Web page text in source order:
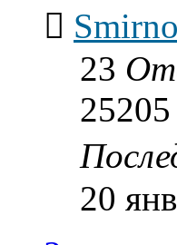
23
25205
20